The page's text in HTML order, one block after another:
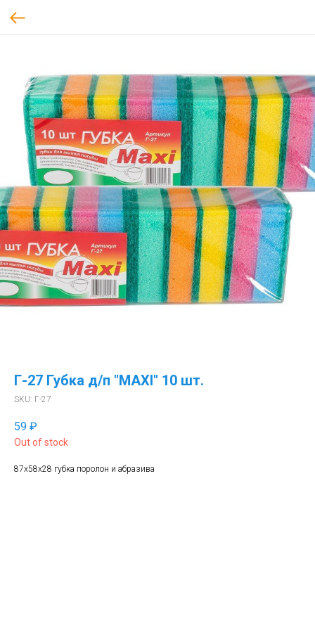
Г-27 Губка д/п "MAXI" 10 шт.
SKU: Г-27
59 ₽
Out of stock
87х58х28 губка поролон и абразива